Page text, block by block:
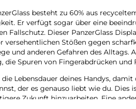
besteht zu 60% aus
Er verfügt sogar über eine
Fallschutz. Dieser PanzerGlass
versehentlichen Stößen gegen
und anderen Gefahren des Alltags.
die Spuren von Fingerabdrücken und
Lebensdauer deines Handys, damit
der es genauso liebt wie du. Dies
Zukunft hinzuarbeiten. Eine